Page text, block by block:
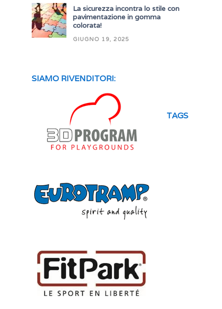
La sicurezza incontra lo stile con
pavimentazione in gomma
colorata!
GIUGNO 19, 2025
SIAMO RIVENDITORI:
TAGS